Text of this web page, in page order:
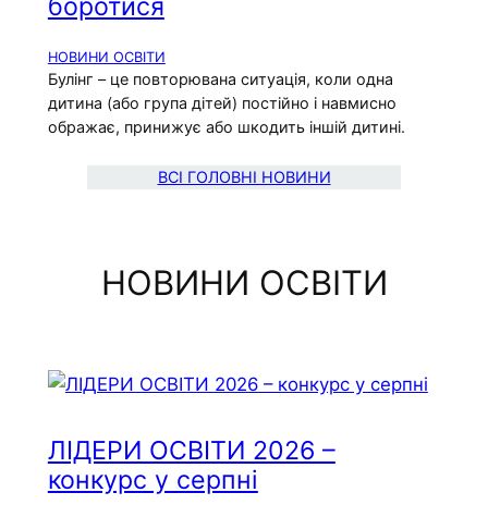
боротися
НОВИНИ ОСВІТИ
Булінг – це повторювана ситуація, коли одна
дитина (або група дітей) постійно і навмисно
ображає, принижує або шкодить іншій дитині.
ВСІ ГОЛОВНІ НОВИНИ
НОВИНИ ОСВІТИ
ЛІДЕРИ ОСВІТИ 2026 –
конкурс у серпні